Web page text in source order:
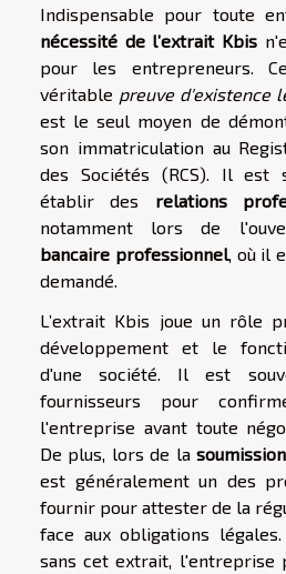
Indispensable pour toute
nécessité de l’extrait Kbis
pour les entrepreneurs.
véritable preuve d'existence
est le seul moyen de
son immatriculation au
des Sociétés (RCS). Il est
établir des relations
notamment lors de
bancaire professionnel , où il
demandé.
L’extrait Kbis joue un rôle
développement et le
d'une société. Il est
fournisseurs pour
l'entreprise avant toute
De plus, lors de la
est généralement un des
fournir pour attester de la
face aux obligations
sans cet extrait, l'entreprise